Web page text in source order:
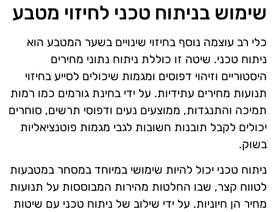
שימוש בניתוח טכני לחיזוי מטבע
כלי רב עוצמה נוסף בחיזוי שינויים בשער המטבע הוא
ניתוח טכני. שיטה זו כוללת ניתוח נתוני מחירים
היסטוריים וזיהוי דפוסים ומגמות שיכולים לסייע בחיזוי
תנועות מחירים עתידיות. על ידי בחינת גורמים כמו רמות
תמיכה והתנגדות, ממוצעים נעים ודפוסי תרשים, סוחרים
יכולים לקבל תובנות חשובות לגבי מגמות פוטנציאליות
בשוק.
ניתוח טכני יכול להיות שימושי במיוחד במסחר במטבעות
לטווח קצר, שבו החלטות מהירות המבוססות על תנועות
מחיר הן חיוניות. על ידי שילוב של ניתוח טכני עם שיטות